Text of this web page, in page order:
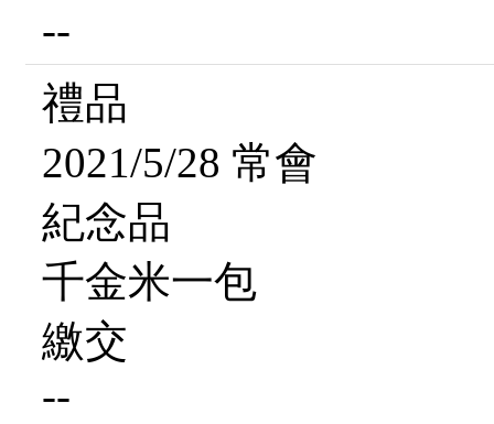
--
禮品
2021/5/28 常會
紀念品
千金米一包
繳交
--